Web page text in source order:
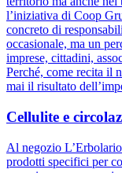
l’iniziativa di Coop
concreto di
occasionale, ma un
imprese, cittadini,
Perché, come recita il
mai il risultato
Cellulite e
Al negozio
prodotti specifici per